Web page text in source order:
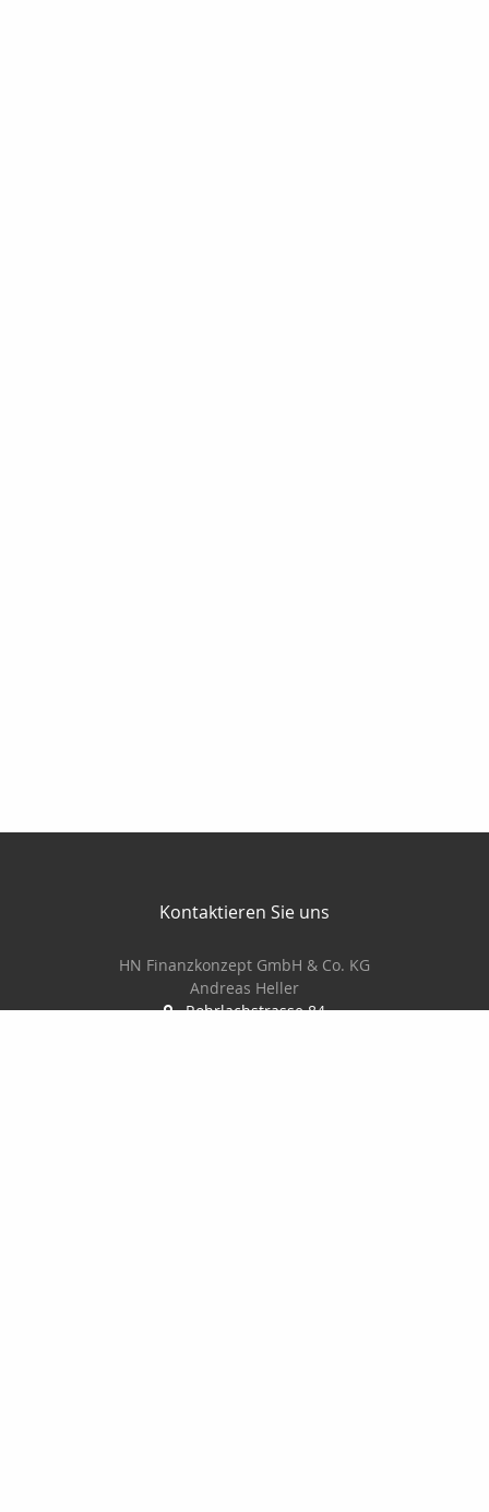
Kontaktieren Sie uns
HN Finanzkonzept GmbH & Co. KG
Andreas Heller
Rohrlachstrasse 84